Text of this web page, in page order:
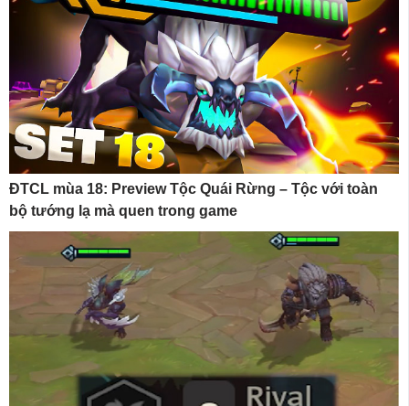
ĐTCL mùa 18: Preview Tộc Quái Rừng – Tộc với toàn
bộ tướng lạ mà quen trong game